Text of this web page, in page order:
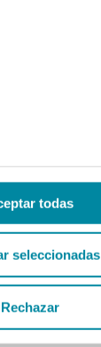
todas
seleccionadas
Rechazar